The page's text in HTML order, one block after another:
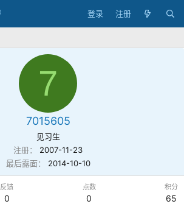
登录 注册
7
7015605
见习生
注册
2007-11-23
最后露面
2014-10-10
反馈
0
点数
0
积分
65